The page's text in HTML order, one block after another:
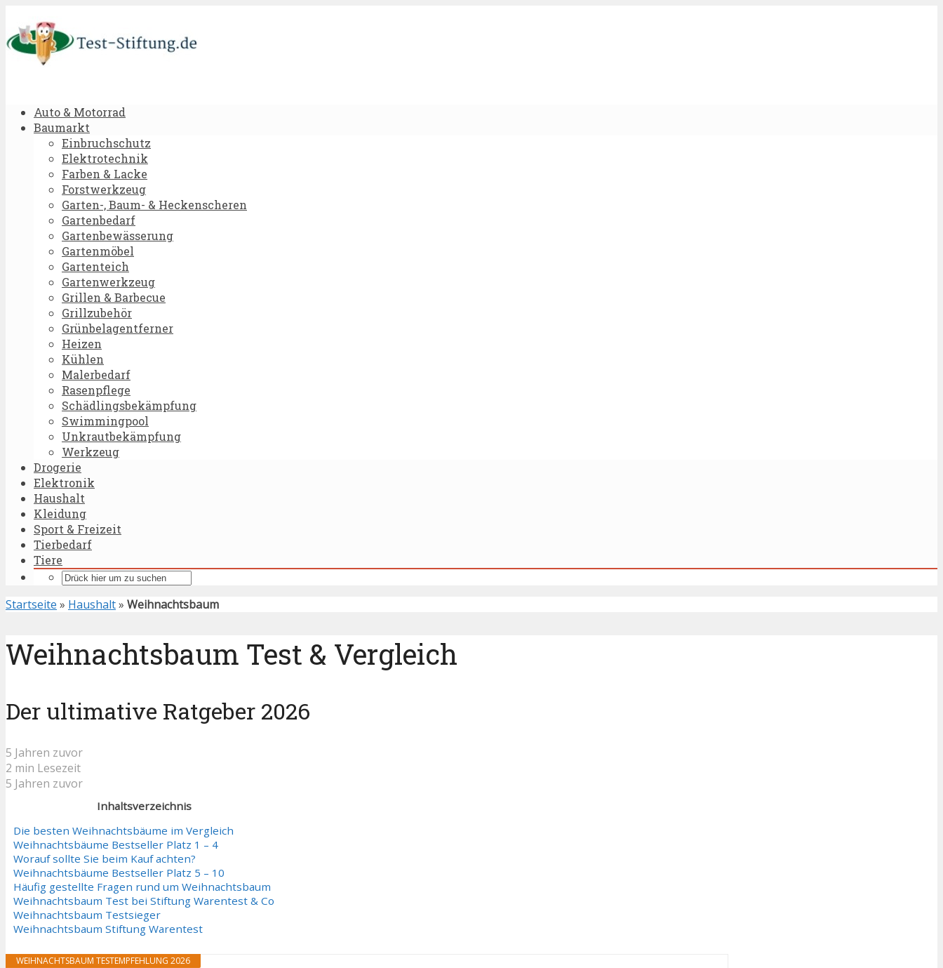
Auto & Motorrad
Baumarkt
Einbruchschutz
Elektrotechnik
Farben & Lacke
Forstwerkzeug
Garten-, Baum- & Heckenscheren
Gartenbedarf
Gartenbewässerung
Gartenmöbel
Gartenteich
Gartenwerkzeug
Grillen & Barbecue
Grillzubehör
Grünbelagentferner
Heizen
Kühlen
Malerbedarf
Rasenpflege
Schädlingsbekämpfung
Swimmingpool
Unkrautbekämpfung
Werkzeug
Drogerie
Elektronik
Haushalt
Kleidung
Sport & Freizeit
Tierbedarf
Tiere
Startseite » Haushalt» Weihnachtsbaum
Weihnachtsbaum Test & Vergleich
Der ultimative Ratgeber 2026
5 Jahren zuvor
2 min Lesezeit
5 Jahren zuvor
Inhaltsverzeichnis
Die besten Weihnachtsbäume im Vergleich
Weihnachtsbäume Bestseller Platz 1 – 4
Worauf sollte Sie beim Kauf achten?
Weihnachtsbäume Bestseller Platz 5 – 10
Häufig gestellte Fragen rund um Weihnachtsbaum
Weihnachtsbaum Test bei Stiftung Warentest & Co
Weihnachtsbaum Testsieger
Weihnachtsbaum Stiftung Warentest
WEIHNACHTSBAUM TESTEMPFEHLUNG 2026